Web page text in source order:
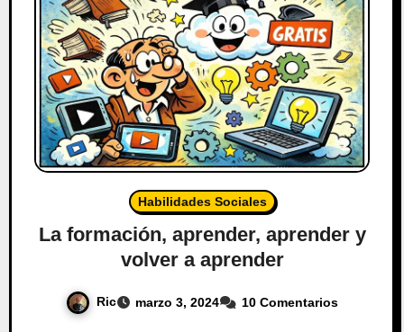
Habilidades Sociales
La formación, aprender, aprender y
volver a aprender
Ric marzo 3, 2024 10 Comentarios